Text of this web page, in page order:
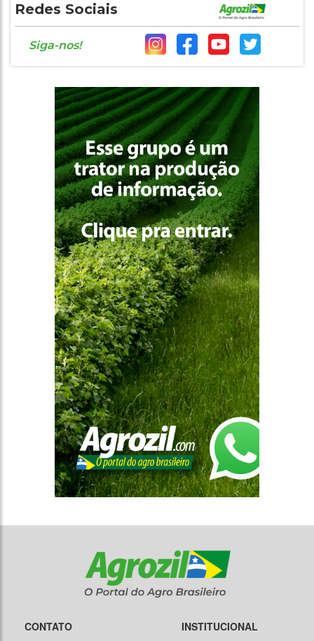
Redes Sociais
Siga-nos!
CONTATO
INSTITUCIONAL